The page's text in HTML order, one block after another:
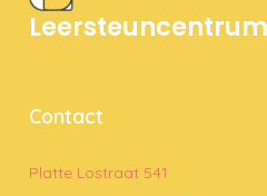
Contact
Platte Lostraat 541